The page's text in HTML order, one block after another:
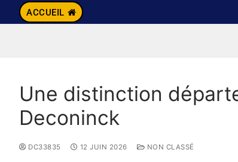
ACCUEIL
Une distinction
Deconinck
DC33835 12 JUIN 2026 NON CLASSÉ